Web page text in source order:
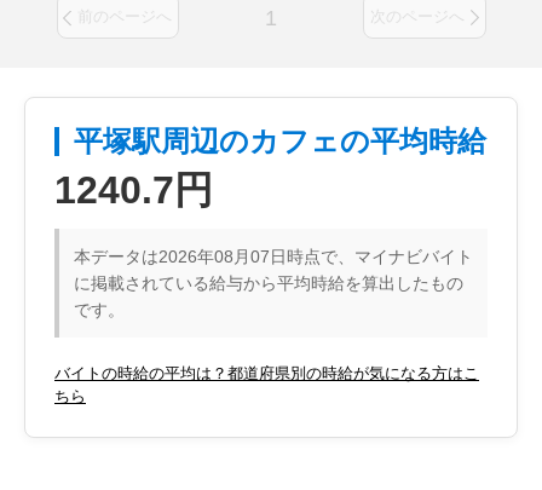
前のページへ 1 次のページへ
平塚駅周辺のカフェの平均時給
1240.7円
本データは2026年08月07日時点で、マイナビバイト
に掲載されている給与から平均時給を算出したもの
です。
バイトの時給の平均は？都道府県別の時給が気になる方はこ
ちら